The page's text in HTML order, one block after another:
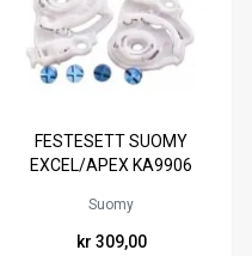
FESTESETT SUOMY
EXCEL/APEX KA9906
Suomy
kr 309,00